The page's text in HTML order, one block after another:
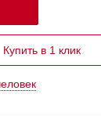
Купить в 1 клик